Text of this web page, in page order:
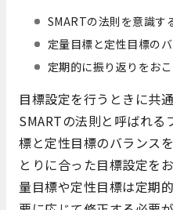
SMARTの法則を意識す
定量目標と定性目標の
定期的に振り返りをお
目標設定を行うときに共
SMARTの法則と呼ばれる
標と定性目標のバランス
とりに合った目標設定を
量目標や定性目標は定期